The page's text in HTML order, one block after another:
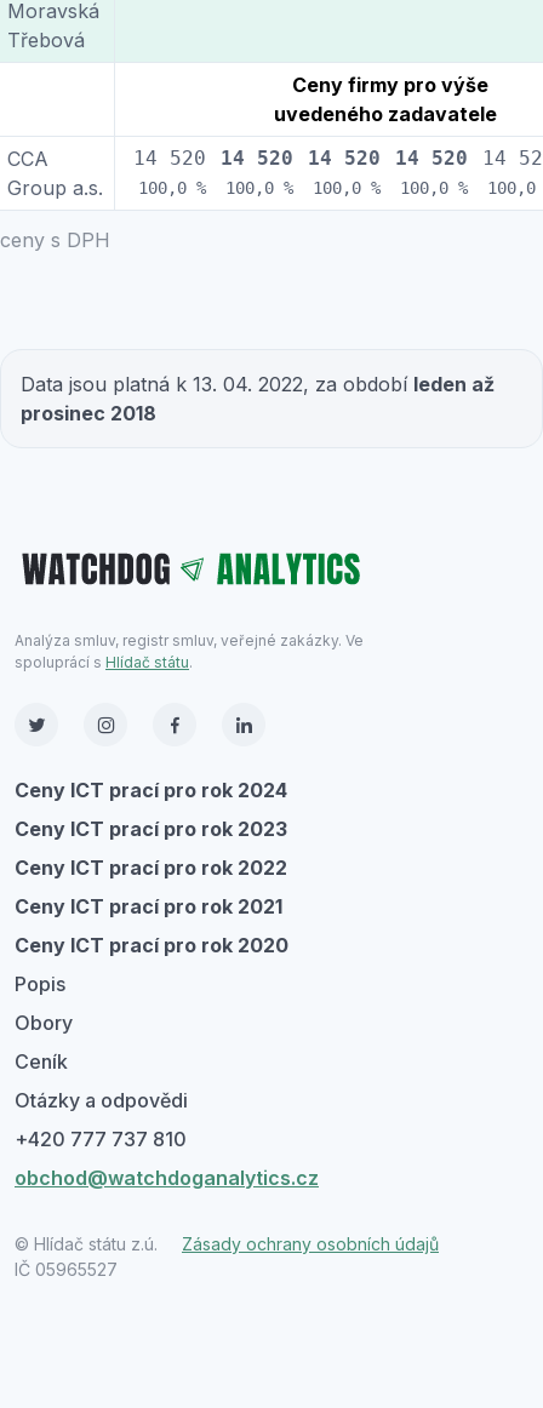
ceny s DPH
Moravská
Třebová
Ceny firmy pro výše
uvedeného zadavatele
CCA
Group a.s.
14 520
100,0 %
14 520
100,0 %
14 520
100,0 %
14 520
100,0 %
14
100,0
Data jsou platná k 13. 04. 2022, za období leden až
prosinec 2018
Analýza smluv, registr smluv, veřejné zakázky. Ve
spoluprácí s Hlídač státu.
Ceny ICT prací pro rok 2024
Ceny ICT prací pro rok 2023
Ceny ICT prací pro rok 2022
Ceny ICT prací pro rok 2021
Ceny ICT prací pro rok 2020
Popis
Obory
Ceník
Otázky a odpovědi
+420 777 737 810
obchod@watchdoganalytics.cz
© Hlídač státu z.ú. Zásady ochrany osobních údajů
IČ 05965527